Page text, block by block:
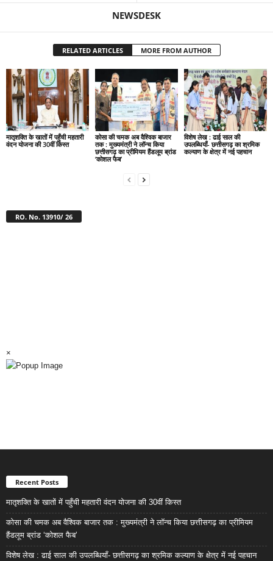
NEWSDESK
RELATED ARTICLES MORE FROM AUTHOR
मातृशक्ति के खातों में पहुँची महतारी
वंदन योजना की 30वीं किस्त
कोसा की चमक अब वैश्विक बाजार
तक : मुख्यमंत्री ने लॉन्च किया
छत्तीसगढ़ का प्रीमियम हैंडलूम ब्रांड
‘कोशल फैब’
विशेष लेख : ढाई साल की
उपलब्धियाँ- छत्तीसगढ़ का श्रमिक
कल्याण के क्षेत्र में नई पहचान
RO. No. 13910/ 26
×
Recent Posts
मातृशक्ति के खातों में पहुँची महतारी वंदन योजना की 30वीं किस्त
कोसा की चमक अब वैश्विक बाजार तक : मुख्यमंत्री ने लॉन्च किया छत्तीसगढ़ का प्रीमियम
हैंडलूम ब्रांड ‘कोशल फैब’
विशेष लेख : ढाई साल की उपलब्धियाँ- छत्तीसगढ़ का श्रमिक कल्याण के क्षेत्र में नई पहचान